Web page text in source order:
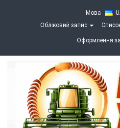
Мова
Обліковий запис
Оформлення